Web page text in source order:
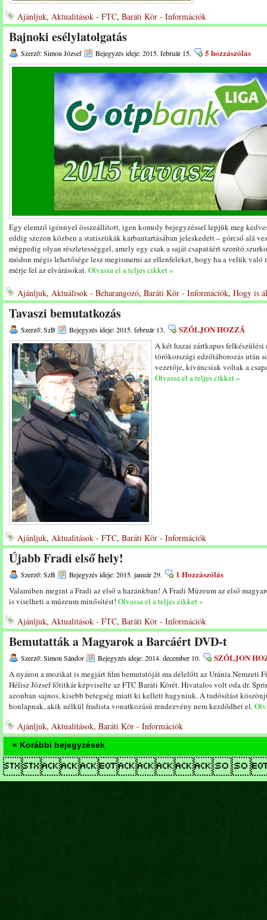
Ajánljuk, Aktualitások - FTC, Baráti Kör - Információk
Bajnoki esélylatolgatás
Szerző: Simon József Bejegyzés ideje: 2015. február 15. 5 hozzászólás
Egy elemző igénnyel összeállított, igen komoly bejegyzéssel lepjük meg
eddig szezon közben a statisztikák karbantartásában jeleskedett – górcső alá
mégpedig olyan részletességgel, amely egy csak a saját csapatáért szorító
módon mégis lehetősége lesz megismerni az ellenfeleket, hogy ha a velük való
mérje fel az elvárásokat.Olvassa el a teljes cikket »
Ajánljuk, Aktuálisok - Beharangozó, Baráti Kör - Információk, Hogy is
Tavaszi bemutatkozás
Szerző: SzB Bejegyzés ideje: 2015. február 13. SZÓLJON HOZZÁ
A két hazai zártkapus felkészülési
törökországi edzőtáborozás után
vezetője, kíváncsiak voltak a
Olvassa el a teljes cikket »
Ajánljuk, Aktualitások - FTC, Baráti Kör - Információk
Újabb Fradi első hely!
Szerző: SzB Bejegyzés ideje: 2015. január 29. 1 Hozzászólás
Valamiben megint a Fradi az első a hazánkban! A Fradi Múzeum az első
is viselheti a múzeum minősítést! Olvassa el a teljes cikket »
Ajánljuk, Aktualitások - FTC, Baráti Kör - Információk
Bemutatták a Magyarok a Barcáért DVD-t
Szerző: Simon Sándor Bejegyzés ideje: 2014. december 10. SZÓLJON
A nyáron a mozikat is megjárt film bemutatóját ma délelőtt az Uránia Nemzeti
Hélisz József főtitkár képviselte az FTC Baráti Körét. Hivatalos volt oda dr.
azonban sajnos, kisebb betegség miatt ki kellett hagyniuk. A tudósítást
honlapnak, akik nélkül fradista vonatkozású rendezvény nem kezdődhet el.
Ajánljuk, Aktualitások, Baráti Kör - Információk
« Korábbi bejegyzések